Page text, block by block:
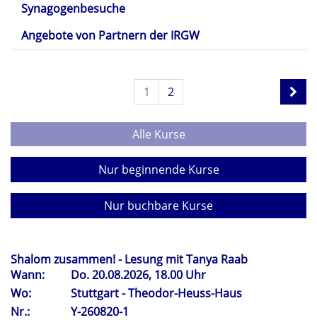
Synagogenbesuche
Angebote von Partnern der IRGW
1 2
Alle Kurse
Nur beginnende Kurse
Nur buchbare Kurse
Shalom zusammen! - Lesung mit Tanya Raab
Wann:
Do.20.08.2026, 18.00 Uhr
Wo:
Stuttgart - Theodor-Heuss-Haus
Nr.:
Y-260820-1